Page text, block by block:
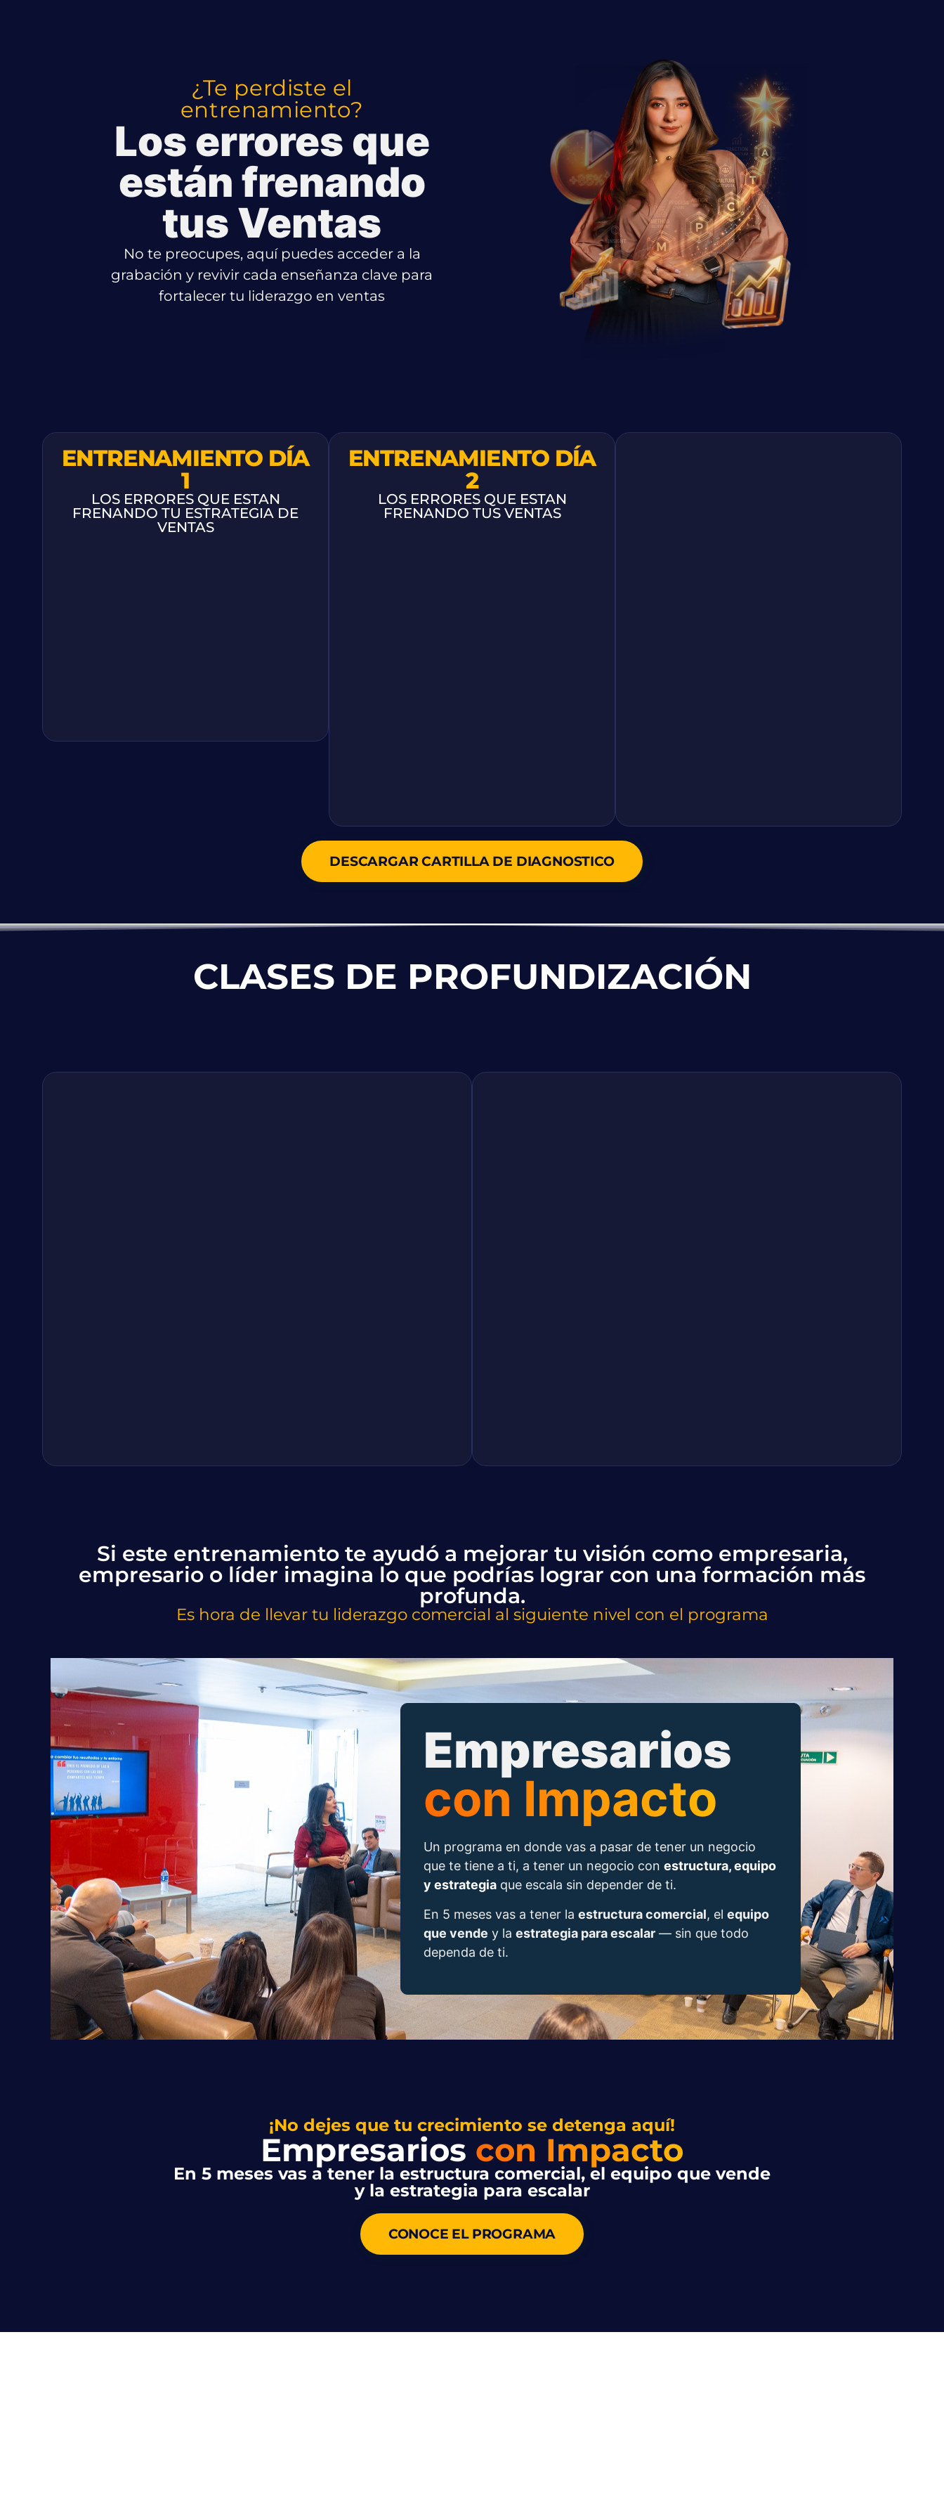
¿Te perdiste el
entrenamiento?
Los errores que
están frenando
tus Ventas
No te preocupes, aquí puedes acceder a la
grabación y revivir cada enseñanza clave para
fortalecer tu liderazgo en ventas
ENTRENAMIENTO DÍA
1
LOS ERRORES QUE ESTAN
FRENANDO TU ESTRATEGIA DE
VENTAS
ENTRENAMIENTO DÍA
2
LOS ERRORES QUE ESTAN
FRENANDO TUS VENTAS
DESCARGAR CARTILLA DE DIAGNOSTICO
CLASES DE PROFUNDIZACIÓN
Si este entrenamiento te ayudó a mejorar tu visión como empresaria,
empresario o líder imagina lo que podrías lograr con una formación más
profunda.
Es hora de llevar tu liderazgo comercial al siguiente nivel con el programa
Empresarios
con Impacto
Un programa en donde vas a pasar de tener un negocio
que te tiene a ti, a tener un negocio con estructura, equipo
y estrategia que escala sin depender de ti.
En 5 meses vas a tener la estructura comercial, el equipo
que vende y la estrategia para escalar — sin que todo
dependa de ti.
¡No dejes que tu crecimiento se detenga aquí!
Empresarios con Impacto
En 5 meses vas a tener la estructura comercial, el equipo que vende
y la estrategia para escalar
CONOCE EL PROGRAMA